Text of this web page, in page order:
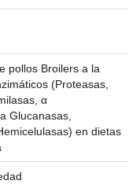
pollos Broilers a la
(Proteasas,
α
Glucanasas,
en dietas